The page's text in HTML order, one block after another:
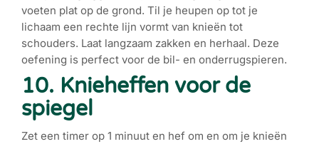
voeten plat op de grond. Til je heupen op tot je
lichaam een rechte lijn vormt van knieën tot
schouders. Laat langzaam zakken en herhaal. Deze
oefening is perfect voor de bil- en onderrugspieren.
10. Knieheffen voor de
spiegel
Zet een timer op 1 minuut en hef om en om je knieën